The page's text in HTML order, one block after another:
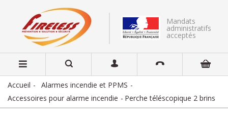
Mandats
administratifs
acceptés
Accueil
Alarmes incendie et PPMS
Accessoires pour alarme incendie
Perche téléscopique 2 brins